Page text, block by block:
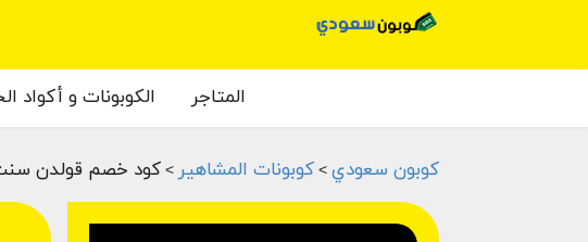
المتاجر الكوبونات و أكواد
كوبون سعودي > كوبونات المشاهير > كود خصم قولدن